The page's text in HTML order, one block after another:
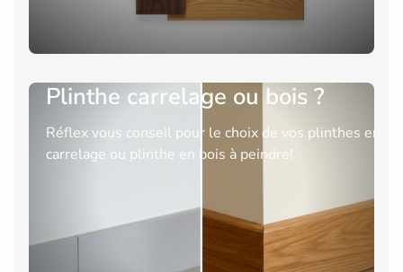
Plinthe carrelage ou bois ?
Réflex vous conseil pour le choix de vos plinthes en
carrelage ou plinthe en bois à peindre!